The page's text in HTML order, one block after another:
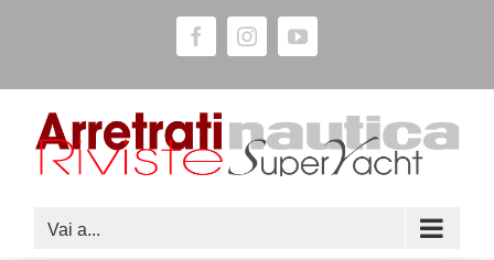
contenuto
FacebookInstagramYouTube
Vai a...